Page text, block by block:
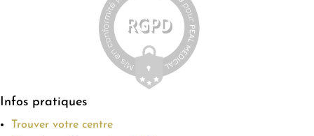
Infos pratiques
Trouver votre centre